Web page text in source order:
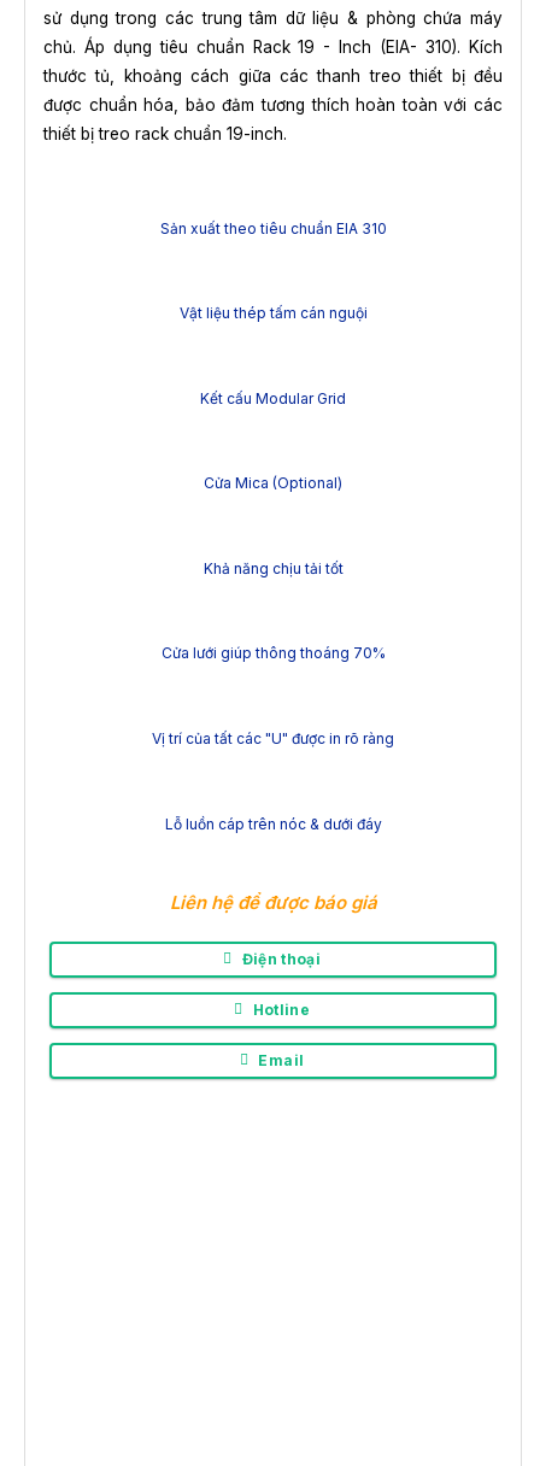
sử dụng trong các trung tâm dữ liệu & phòng chứa máy
chủ. Áp dụng tiêu chuẩn Rack 19 - Inch (EIA- 310). Kích
thước tủ, khoảng cách giữa các thanh treo thiết bị đều
được chuẩn hóa, bảo đảm tương thích hoàn toàn với các
thiết bị treo rack chuẩn 19-inch.
Sản xuất theo tiêu chuẩn EIA 310
Vật liệu thép tấm cán nguội
Kết cấu Modular Grid
Cửa Mica (Optional)
Khả năng chịu tải tốt
Cửa lưới giúp thông thoáng 70%
Vị trí của tất các "U" được in rõ ràng
Lỗ luồn cáp trên nóc & dưới đáy
Liên hệ để được báo giá
Điện thoại
Hotline
Email